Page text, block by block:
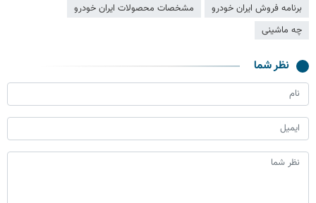
برنامه فروش ایران خودرو
مشخصات محصولات ایران خودرو
چه ماشینی
نظر شما